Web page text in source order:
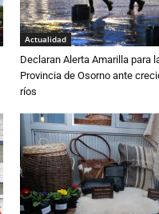
Actualidad
Declaran Alerta Amarilla para
Provincia de Osorno ante
ríos